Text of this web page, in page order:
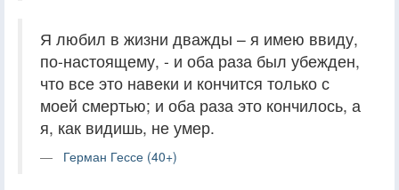
Я любил в жизни дважды – я имею ввиду,
по-настоящему, - и оба раза был убежден,
что все это навеки и кончится только с
моей смертью; и оба раза это кончилось, а
я, как видишь, не умер.
Герман Гессе (40+)